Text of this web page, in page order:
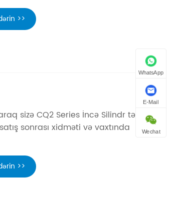
>>
sizə CQ2 Series İncə Silindr təqdim
sonrası xidməti və vaxtında
>>
WhatsApp
E-Mail
Wechat